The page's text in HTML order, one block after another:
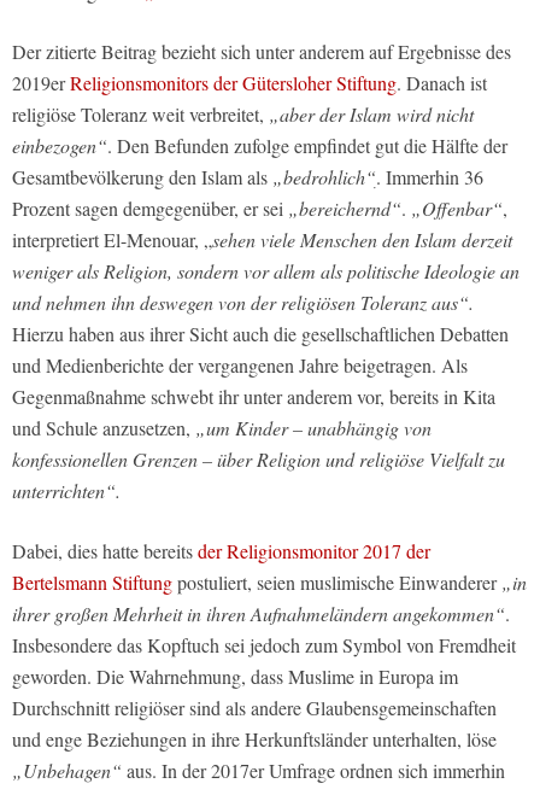
Der zitierte Beitrag bezieht sich unter anderem auf Ergebnisse des
2019erReligionsmonitors der Gütersloher Stiftung. Danach ist
religiöse Toleranz weit verbreitet, „aber der Islam wird nicht
einbezogen“. Den Befunden zufolge empfindet gut die Hälfte der
Gesamtbevölkerung den Islam als „bedrohlich“ׅ. Immerhin 36
Prozent sagen demgegenüber, er sei „bereichernd“. „Offenbar“,
interpretiert El-Menouar, „sehen viele Menschen den Islam derzeit
weniger als Religion, sondern vor allem als politische Ideologie an
und nehmen ihn deswegen von der religiösen Toleranz aus“.
Hierzu haben aus ihrer Sicht auch die gesellschaftlichen Debatten
und Medienberichte der vergangenen Jahre beigetragen. Als
Gegenmaßnahme schwebt ihr unter anderem vor, bereits in Kita
und Schule anzusetzen, „um Kinder – unabhängig von
konfessionellen Grenzen – über Religion und religiöse Vielfalt zu
unterrichten“.
Dabei, dies hatte bereitsder Religionsmonitor 2017 der
Bertelsmann Stiftungpostuliert, seien muslimische Einwanderer„in
ihrer großen Mehrheit in ihren Aufnahmeländern angekommen“.
Insbesondere das Kopftuch sei jedoch zum Symbol von Fremdheit
geworden. Die Wahrnehmung, dass Muslime in Europa im
Durchschnitt religiöser sind als andere Glaubensgemeinschaften
und enge Beziehungen in ihre Herkunftsländer unterhalten, löse
„Unbehagen“ aus. In der 2017er Umfrage ordnen sich immerhin